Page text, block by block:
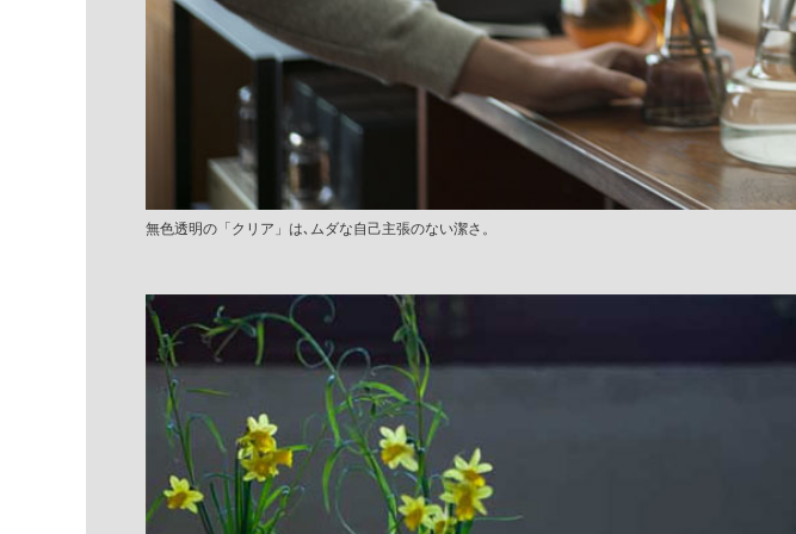
無色透明の「クリア」は､ムダな自己主張のない潔さ。